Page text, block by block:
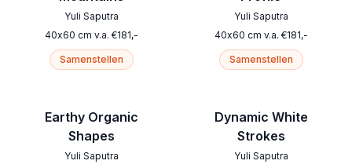
Yuli Saputra
40x60 cm v.a. €181,-
Samenstellen
Earthy Organic
Shapes
Yuli Saputra
Yuli Saputra
40x60 cm v.a. €181,-
Samenstellen
Dynamic White
Strokes
Yuli Saputra